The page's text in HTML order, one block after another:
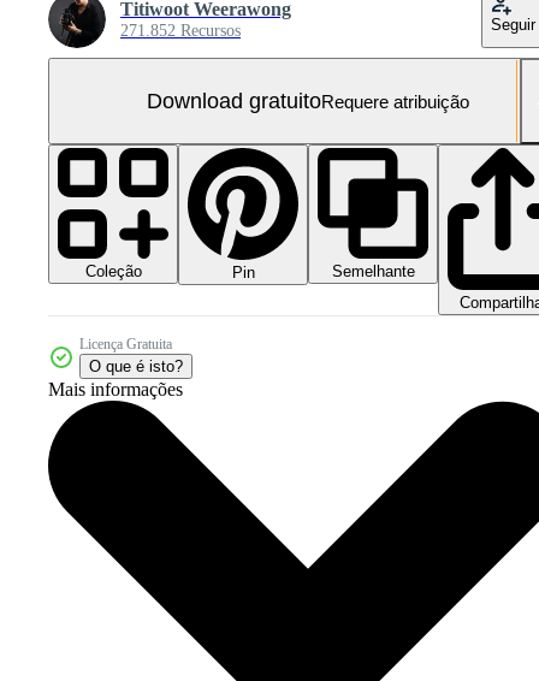
Titiwoot Weerawong
271.852 Recursos Seguir
Download gratuitoRequere atribuição
Coleção Pin
Semelhante
Licença Gratuita
O que é isto?
Mais informações